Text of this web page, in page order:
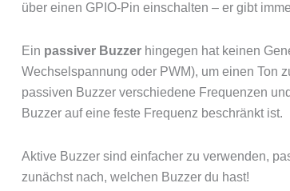
über einen GPIO-Pin einschalten – er gibt
Ein passiver Buzzer hingegen hat keinen
Wechselspannung oder PWM), um einen Ton
passiven Buzzer verschiedene Frequenzen
Buzzer auf eine feste Frequenz beschränkt ist.
Aktive Buzzer sind einfacher zu verwenden,
zunächst nach, welchen Buzzer du hast!